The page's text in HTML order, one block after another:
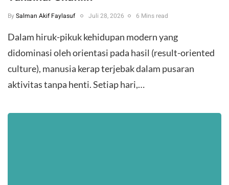
By Salman Akif Faylasuf Juli 28, 2026 6 Mins read
Dalam hiruk-pikuk kehidupan modern yang
didominasi oleh orientasi pada hasil (result-oriented
culture), manusia kerap terjebak dalam pusaran
aktivitas tanpa henti. Setiap hari,…